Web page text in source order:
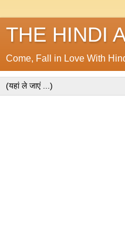
THE HINDI
Come, Fall in Love With